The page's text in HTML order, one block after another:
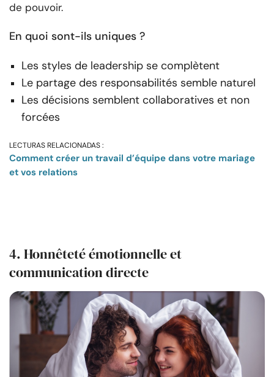
de pouvoir.
En quoi sont-ils uniques ?
Les styles de leadership se complètent
Le partage des responsabilités semble naturel
Les décisions semblent collaboratives et non
forcées
LECTURAS RELACIONADAS :
Comment créer un travail d’équipe dans votre mariage
et vos relations
4. Honnêteté émotionnelle et
communication directe